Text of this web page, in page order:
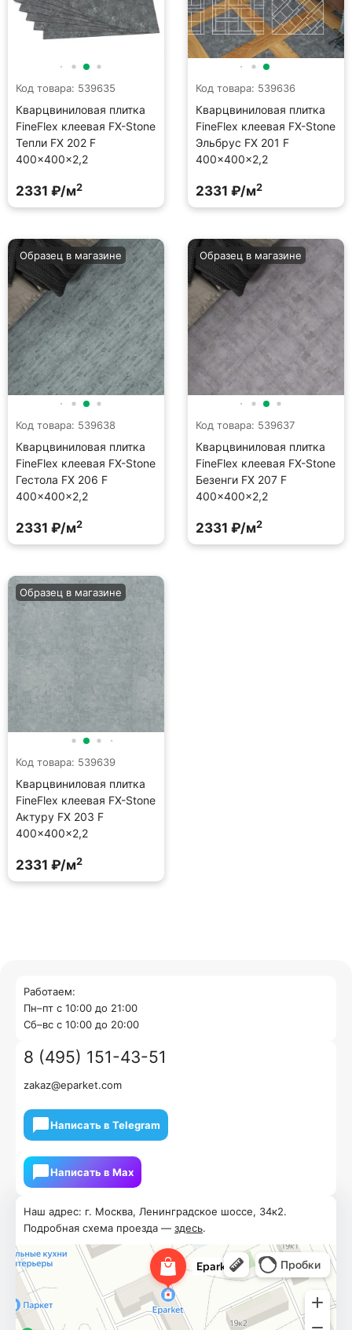
Код товара: 539635
Кварцвиниловая плитка
FineFlex клеевая FX-Stone
Тепли FX 202 F
400×400×2,2
2331 ₽/м2
Код товара: 539636
Кварцвиниловая плитка
FineFlex клеевая FX-Stone
Эльбрус FX 201 F
400×400×2,2
2331 ₽/м2
Код товара: 539638
Кварцвиниловая плитка
FineFlex клеевая FX-Stone
Гестола FX 206 F
400×400×2,2
Образец в магазине
2331 ₽/м2
Код товара: 539637
Кварцвиниловая плитка
FineFlex клеевая FX-Stone
Безенги FX 207 F
400×400×2,2
Образец в магазине
2331 ₽/м2
Код товара: 539639
Кварцвиниловая плитка
FineFlex клеевая FX-Stone
Актуру FX 203 F
400×400×2,2
Образец в магазине
2331 ₽/м2
Наш адрес: г. Москва, Ленинградское шоссе, 34к2.
Подробная схема проезда — здесь.
Работаем:
Пн–пт с 10:00 до 21:00
Cб–вс с 10:00 до 20:00
8 (495) 151-43-51
zakaz@eparket.com
Написать в Telegram
Написать в Мах